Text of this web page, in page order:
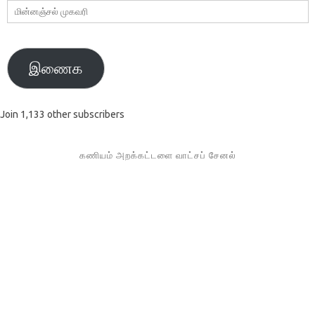
மின்னஞ்சல்
முகவரி
இணைக
Join 1,133 other subscribers
கணியம் அறக்கட்டளை வாட்சப் சேனல்